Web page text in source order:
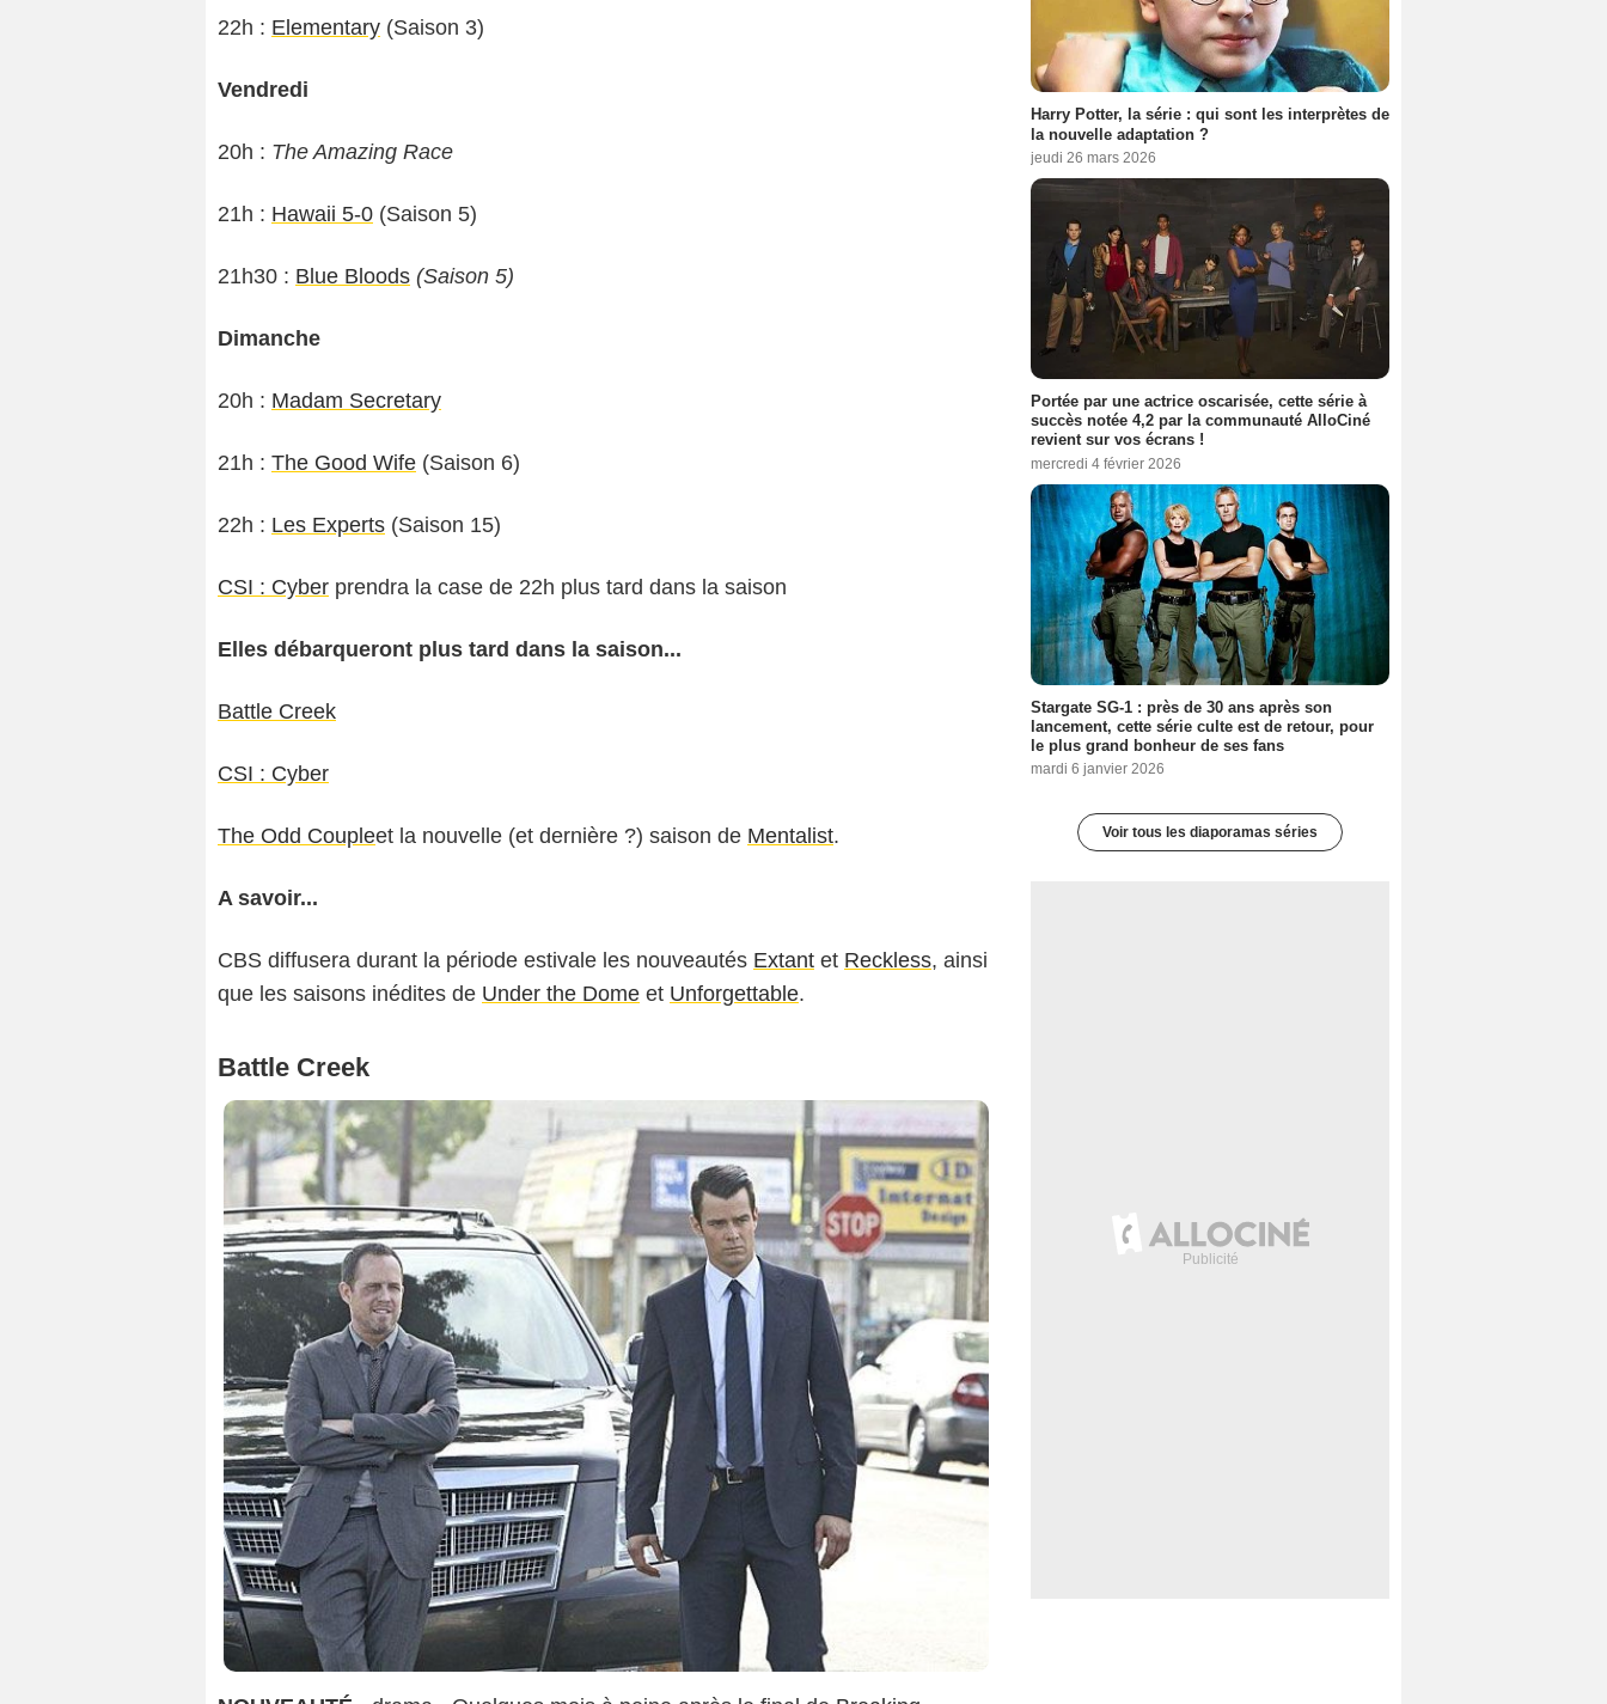
22h : Elementary (Saison 3)
Vendredi
20h : The Amazing Race
21h : Hawaii 5-0 (Saison 5)
21h30 : Blue Bloods (Saison 5)
Dimanche
20h : Madam Secretary
21h : The Good Wife (Saison 6)
22h : Les Experts (Saison 15)
CSI : Cyber prendra la case de 22h plus tard dans la saison
Elles débarqueront plus tard dans la saison...
Battle Creek
CSI : Cyber
The Odd Coupleet la nouvelle (et dernière ?) saison de Mentalist.
A savoir...
CBS diffusera durant la période estivale les nouveautés Extant et Reckless, ainsi
que les saisons inédites de Under the Dome et Unforgettable.
Battle Creek
Harry Potter, la série : qui sont les interprètes de
la nouvelle adaptation ?
jeudi 26 mars 2026
Portée par une actrice oscarisée, cette série à
succès notée 4,2 par la communauté AlloCiné
revient sur vos écrans !
mercredi 4 février 2026
Stargate SG-1 : près de 30 ans après son
lancement, cette série culte est de retour, pour
le plus grand bonheur de ses fans
mardi 6 janvier 2026
Voir tous les diaporamas séries